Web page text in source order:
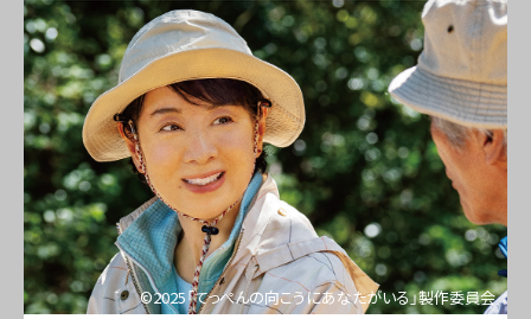
©2025「てっぺんの向こうにあなたがいる」製作委員会